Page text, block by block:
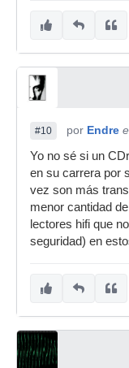
#10 por Endre
Yo no sé si un
en su carrera por
vez son más
menor cantidad
lectores hifi que
seguridad) en